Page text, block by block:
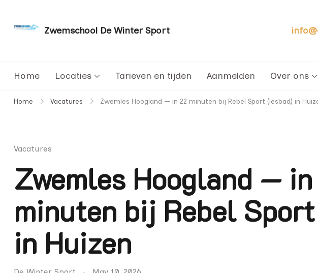
Zwemschool De Winter Sport
Home Locaties Tarieven en tijden Aanmelden Over ons
Home Vacatures Zwemles Hoogland — in 22 minuten bij Rebel Sport (lesbad) in
Vacatures
Zwemles Hoogland —
minuten bij Rebel
in Huizen